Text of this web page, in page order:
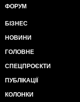
ФОРУМ
БІЗНЕС
НОВИНИ
ГОЛОВНЕ
СПЕЦПРОЄКТИ
ПУБЛІКАЦІЇ
КОЛОНКИ